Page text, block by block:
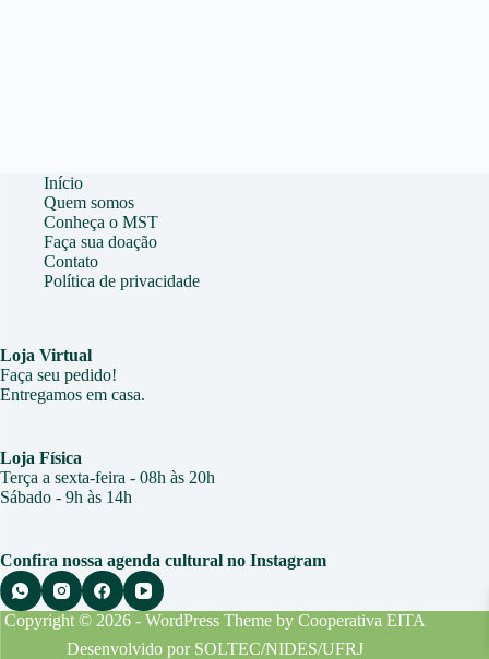
Início
Quem somos
Conheça o MST
Faça sua doação
Contato
Política de privacidade
Loja Virtual
Faça seu pedido!
Entregamos em casa.
Loja Física
Terça a sexta-feira - 08h às 20h
Sábado - 9h às 14h
Confira nossa agenda cultural no Instagram
Copyright © 2026 - WordPress Theme byCooperativa EITA
Desenvolvido por SOLTEC/NIDES/UFRJ